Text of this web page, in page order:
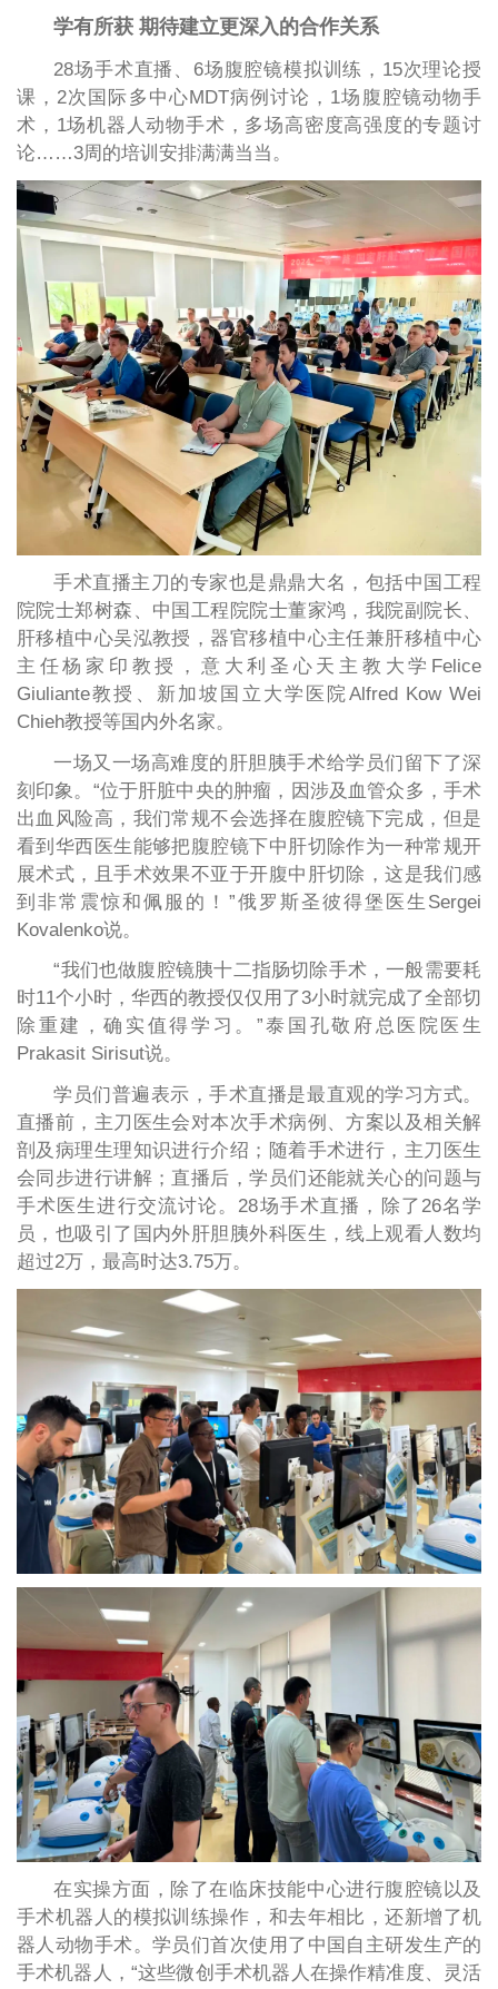
学有所获 期待建立更深入的合作关系
28场手术直播、6场腹腔镜模拟训练，15次理论授
课，2次国际多中心MDT病例讨论，1场腹腔镜动物手
术，1场机器人动物手术，多场高密度高强度的专题讨
论……3周的培训安排满满当当。
手术直播主刀的专家也是鼎鼎大名，包括中国工程
院院士郑树森、中国工程院院士董家鸿，我院副院长、
肝移植中心吴泓教授，器官移植中心主任兼肝移植中心
主任杨家印教授，意大利圣心天主教大学Felice
Giuliante教授、新加坡国立大学医院Alfred Kow Wei
Chieh教授等国内外名家。
一场又一场高难度的肝胆胰手术给学员们留下了深
刻印象。“位于肝脏中央的肿瘤，因涉及血管众多，手术
出血风险高，我们常规不会选择在腹腔镜下完成，但是
看到华西医生能够把腹腔镜下中肝切除作为一种常规开
展术式，且手术效果不亚于开腹中肝切除，这是我们感
到非常震惊和佩服的！”俄罗斯圣彼得堡医生Sergei
Kovalenko说。
“我们也做腹腔镜胰十二指肠切除手术，一般需要耗
时11个小时，华西的教授仅仅用了3小时就完成了全部切
除重建，确实值得学习。”泰国孔敬府总医院医生
Prakasit Sirisut说。
学员们普遍表示，手术直播是最直观的学习方式。
直播前，主刀医生会对本次手术病例、方案以及相关解
剖及病理生理知识进行介绍；随着手术进行，主刀医生
会同步进行讲解；直播后，学员们还能就关心的问题与
手术医生进行交流讨论。28场手术直播，除了26名学
员，也吸引了国内外肝胆胰外科医生，线上观看人数均
超过2万，最高时达3.75万。
在实操方面，除了在临床技能中心进行腹腔镜以及
手术机器人的模拟训练操作，和去年相比，还新增了机
器人动物手术。学员们首次使用了中国自主研发生产的
手术机器人，“这些微创手术机器人在操作精准度、灵活